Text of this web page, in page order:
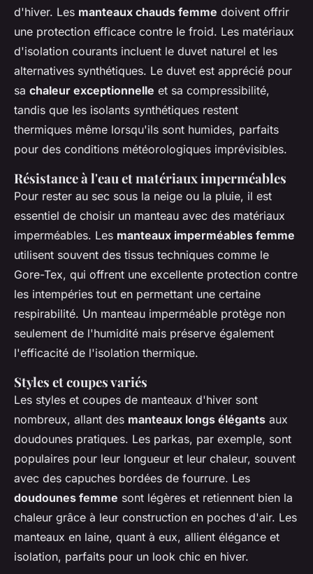
d'hiver. Les manteaux chauds femme doivent offrir
une protection efficace contre le froid. Les matériaux
d'isolation courants incluent le duvet naturel et les
alternatives synthétiques. Le duvet est apprécié pour
sa chaleur exceptionnelle et sa compressibilité,
tandis que les isolants synthétiques restent
thermiques même lorsqu'ils sont humides, parfaits
pour des conditions météorologiques imprévisibles.
Résistance à l'eau et matériaux imperméables
Pour rester au sec sous la neige ou la pluie, il est
essentiel de choisir un manteau avec des matériaux
imperméables. Les manteaux imperméables femme
utilisent souvent des tissus techniques comme le
Gore-Tex, qui offrent une excellente protection contre
les intempéries tout en permettant une certaine
respirabilité. Un manteau imperméable protège non
seulement de l'humidité mais préserve également
l'efficacité de l'isolation thermique.
Styles et coupes variés
Les styles et coupes de manteaux d'hiver sont
nombreux, allant des manteaux longs élégants aux
doudounes pratiques. Les parkas, par exemple, sont
populaires pour leur longueur et leur chaleur, souvent
avec des capuches bordées de fourrure. Les
doudounes femme sont légères et retiennent bien la
chaleur grâce à leur construction en poches d'air. Les
manteaux en laine, quant à eux, allient élégance et
isolation, parfaits pour un look chic en hiver.